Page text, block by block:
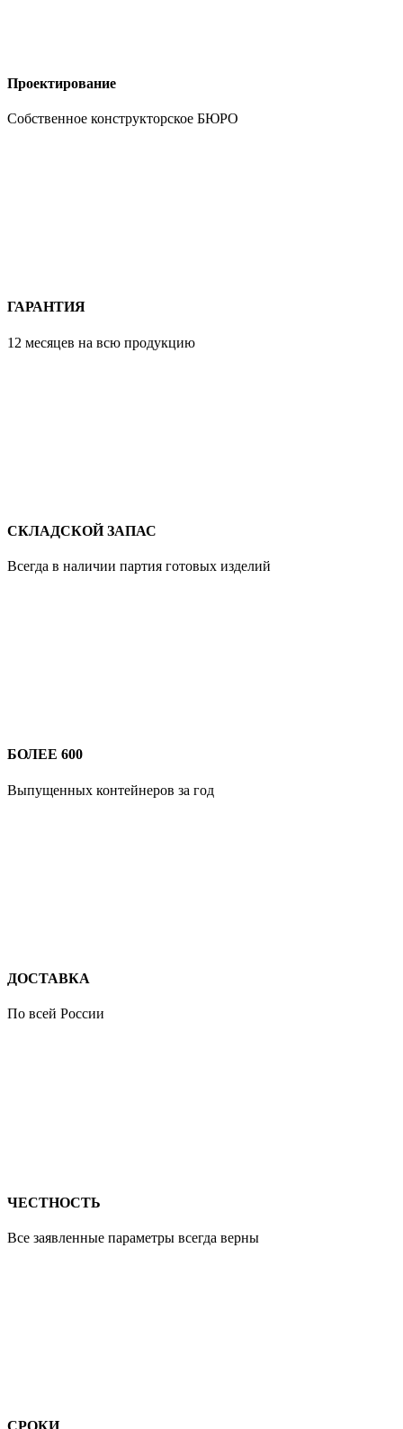
Проектирование
Собственное конструкторское БЮРО
ГАРАНТИЯ
12 месяцев на всю продукцию
СКЛАДСКОЙ ЗАПАС
Всегда в наличии партия готовых изделий
БОЛЕЕ 600
Выпущенных контейнеров за год
ДОСТАВКА
По всей России
ЧЕСТНОСТЬ
Все заявленные параметры всегда верны
СРОКИ